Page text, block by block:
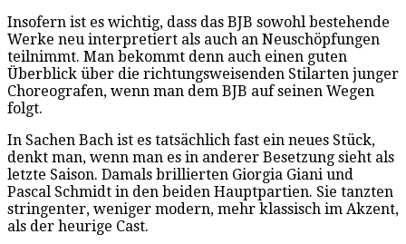
Insofern ist es wichtig, dass das BJB sowohl bestehende
Werke neu interpretiert als auch an Neuschöpfungen
teilnimmt. Man bekommt denn auch einen guten
Überblick über die richtungsweisenden Stilarten junger
Choreografen, wenn man dem BJB auf seinen Wegen
folgt.
In Sachen Bach ist es tatsächlich fast ein neues Stück,
denkt man, wenn man es in anderer Besetzung sieht als
letzte Saison. Damals brillierten Giorgia Giani und
Pascal Schmidt in den beiden Hauptpartien. Sie tanzten
stringenter, weniger modern, mehr klassisch im Akzent,
als der heurige Cast.